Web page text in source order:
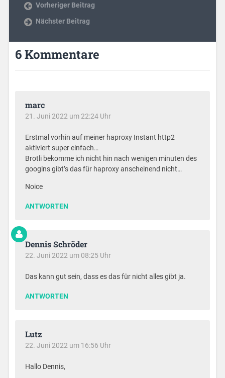
Vorheriger Beitrag
Nächster Beitrag
6 Kommentare
marc
21. Juni 2022 um 22:24 Uhr
Erstmal vorhin auf meiner haproxy Instant http2
aktiviert super einfach…
Brotli bekomme ich nicht hin nach wenigen minuten des
googlns gibt’s das für haproxy anscheinend nicht…
Noice
ANTWORTEN
Dennis Schröder
22. Juni 2022 um 08:25 Uhr
Das kann gut sein, dass es das für nicht alles gibt ja.
ANTWORTEN
Lutz
22. Juni 2022 um 16:56 Uhr
Hallo Dennis,